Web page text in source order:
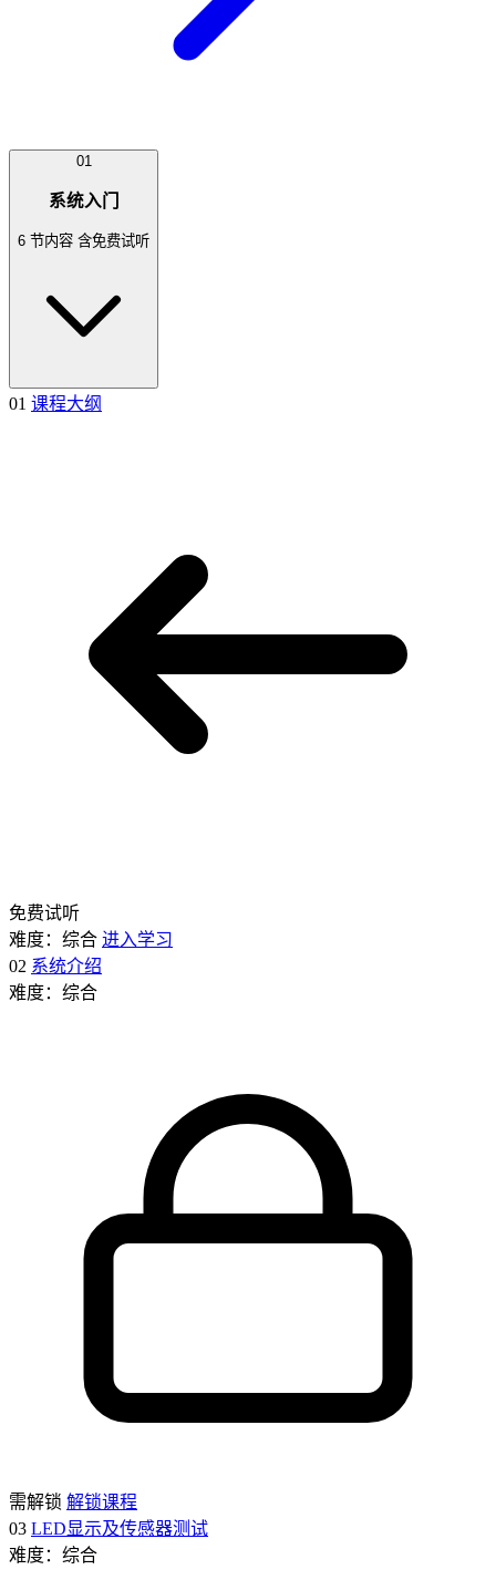
01
系统入门
6 节内容 含免费试听
01 课程大纲
免费试听
难度：综合 进入学习
02 系统介绍
难度：综合
需解锁 解锁课程
03 LED显示及传感器测试
难度：综合